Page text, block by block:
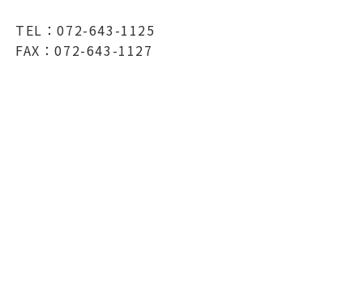
TEL：072-643-1125
FAX：072-643-1127